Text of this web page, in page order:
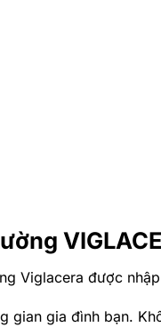
Viglacera được
gian gia đình bạn.